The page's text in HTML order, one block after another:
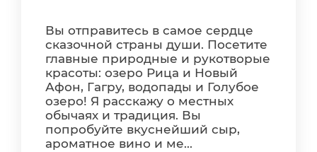
Вы отправитесь в самое сердце
сказочной страны души. Посетите
главные природные и рукотворые
красоты: озеро Рица и Новый
Афон, Гагру, водопады и Голубое
озеро! Я расскажу о местных
обычаях и традиция. Вы
попробуйте вкуснейший сыр,
ароматное вино и ме...